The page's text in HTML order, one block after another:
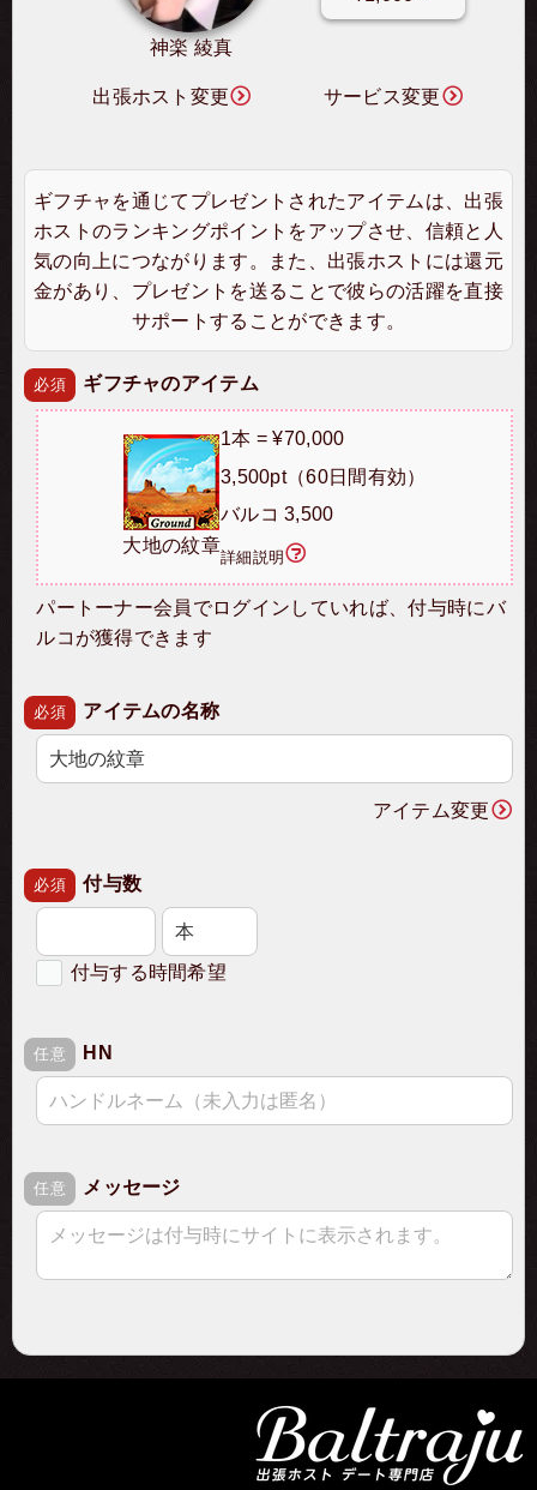
神楽 綾真
出張ホスト変更 サービス変更
ギフチャを通じてプレゼントされたアイテムは、出張
ホストのランキングポイントをアップさせ、信頼と人
気の向上につながります。また、出張ホストには還元
金があり、プレゼントを送ることで彼らの活躍を直接
サポートすることができます。
必須 ギフチャのアイテム
大地の紋章
1本 = ¥70,000
3,500pt（60日間有効）
バルコ 3,500
詳細説明
パートーナー会員でログインしていれば、付与時にバ
ルコが獲得できます
必須 アイテムの名称
アイテム変更
必須 付与数
付与する時間希望
必須 希望の付与時間
任意 HN
任意 メッセージ
ご注文に関するご入力